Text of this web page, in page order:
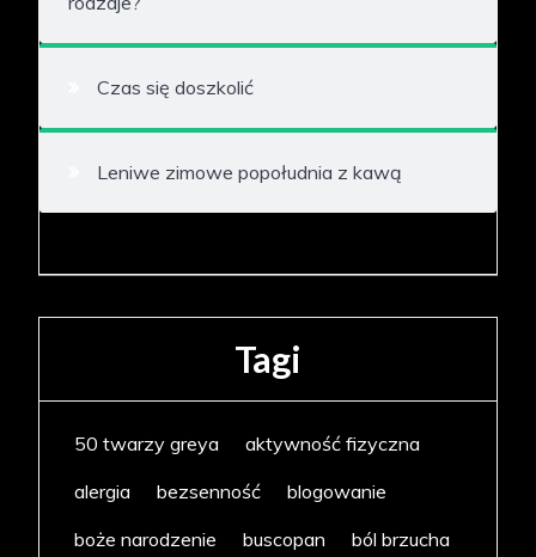
Czas się doszkolić
Leniwe zimowe popołudnia z kawą
Tagi
50 twarzy greya
aktywność fizyczna
alergia
bezsenność
blogowanie
boże narodzenie
buscopan
ból brzucha